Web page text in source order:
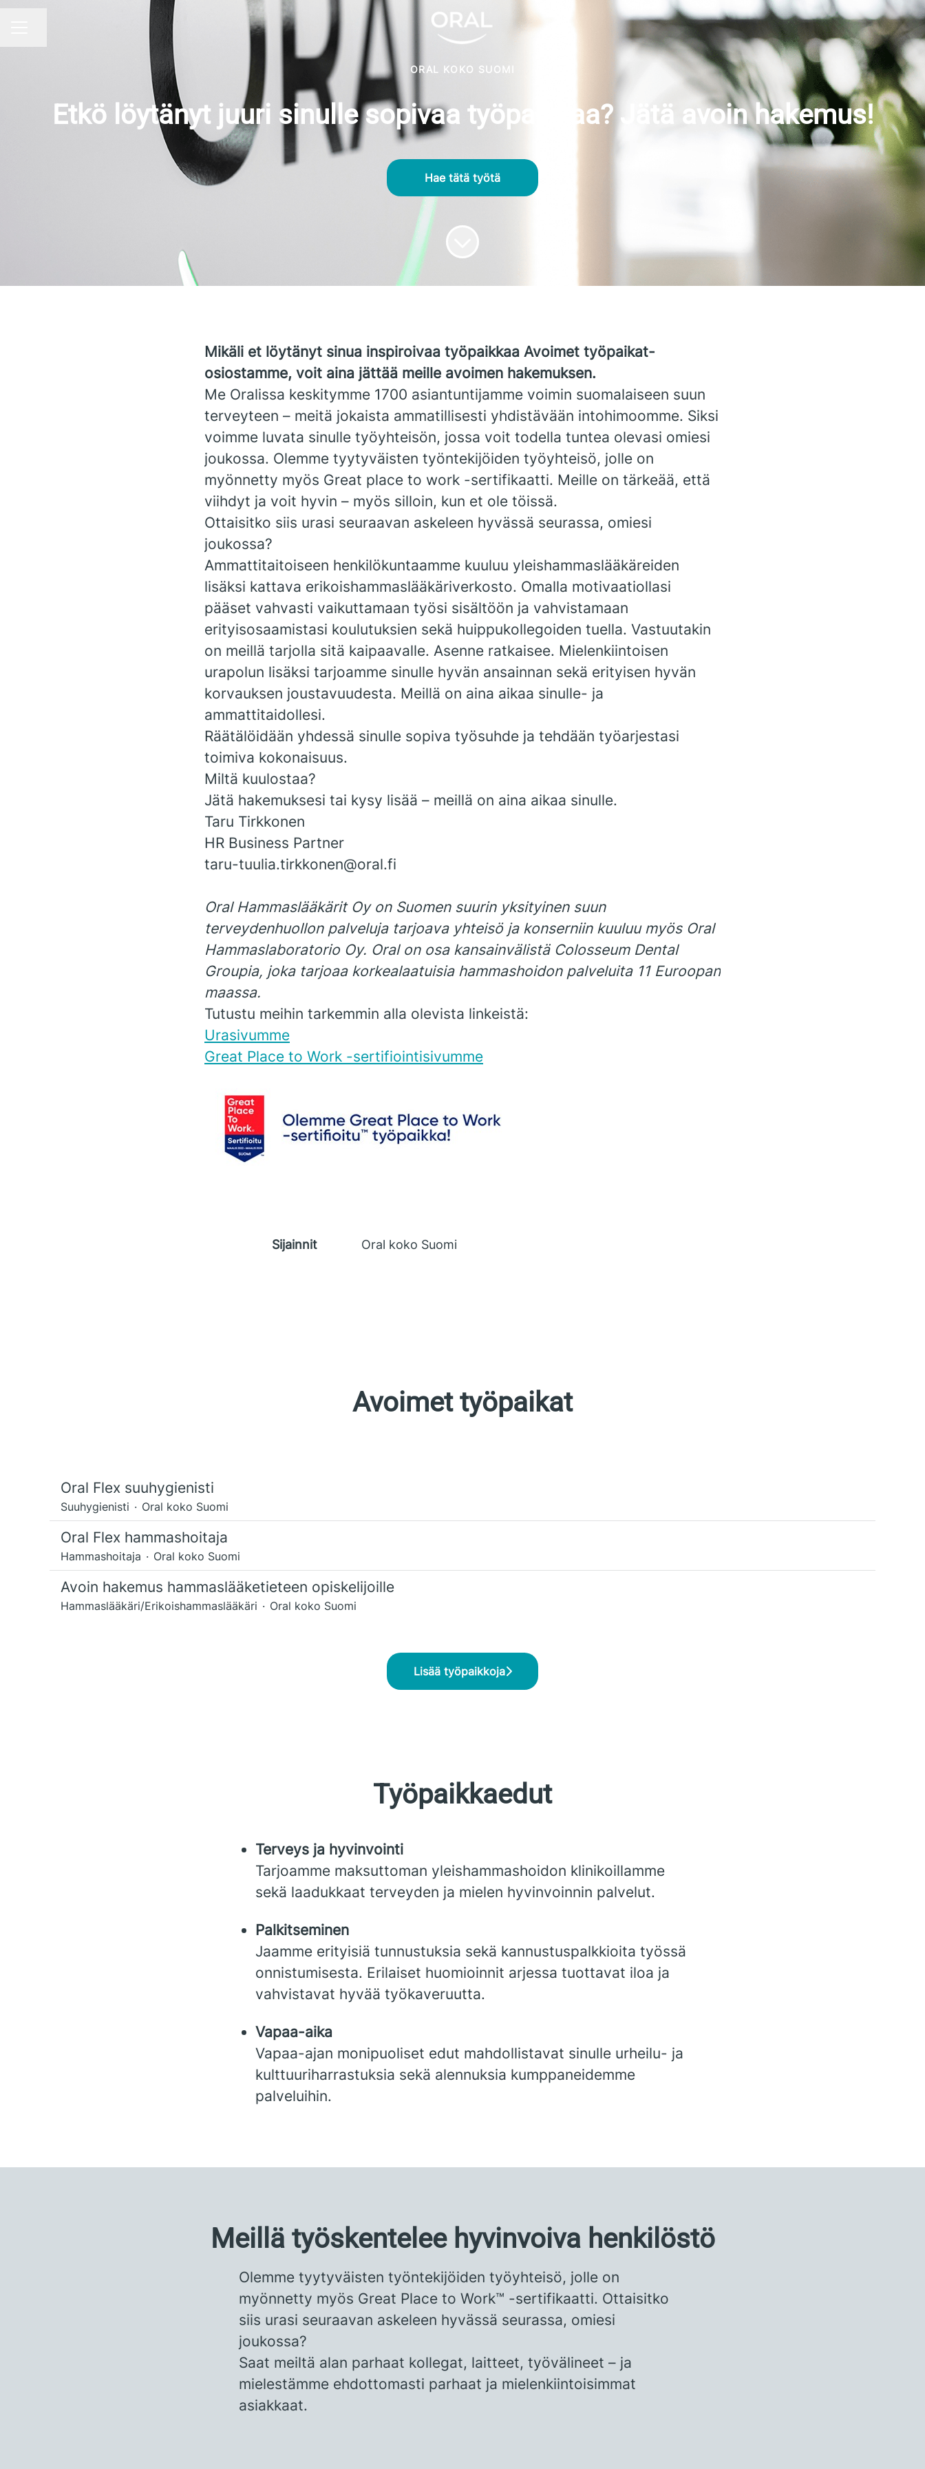
ORAL KOKO SUOMI
Etkö löytänyt juuri sinulle sopivaa työpaikkaa? Jätä avoin hakemus!
Hae tätä työtä
Mikäli et löytänyt sinua inspiroivaa työpaikkaa Avoimet työpaikat-
osiostamme, voit aina jättää meille avoimen hakemuksen.
Me Oralissa keskitymme 1700 asiantuntijamme voimin suomalaiseen suun
terveyteen – meitä jokaista ammatillisesti yhdistävään intohimoomme. Siksi
voimme luvata sinulle työyhteisön, jossa voit todella tuntea olevasi omiesi
joukossa. Olemme tyytyväisten työntekijöiden työyhteisö, jolle on
myönnetty myös Great place to work -sertifikaatti. Meille on tärkeää, että
viihdyt ja voit hyvin – myös silloin, kun et ole töissä.
Ottaisitko siis urasi seuraavan askeleen hyvässä seurassa, omiesi
joukossa?
Ammattitaitoiseen henkilökuntaamme kuuluu yleishammaslääkäreiden
lisäksi kattava erikoishammaslääkäriverkosto. Omalla motivaatiollasi
pääset vahvasti vaikuttamaan työsi sisältöön ja vahvistamaan
erityisosaamistasi koulutuksien sekä huippukollegoiden tuella. Vastuutakin
on meillä tarjolla sitä kaipaavalle. Asenne ratkaisee. Mielenkiintoisen
urapolun lisäksi tarjoamme sinulle hyvän ansainnan sekä erityisen hyvän
korvauksen joustavuudesta. Meillä on aina aikaa sinulle- ja
ammattitaidollesi.
Räätälöidään yhdessä sinulle sopiva työsuhde ja tehdään työarjestasi
toimiva kokonaisuus.
Miltä kuulostaa?
Jätä hakemuksesi tai kysy lisää – meillä on aina aikaa sinulle.
Taru Tirkkonen
HR Business Partner
taru-tuulia.tirkkonen@oral.fi
Oral Hammaslääkärit Oy on Suomen suurin yksityinen suun
terveydenhuollon palveluja tarjoava yhteisö ja konserniin kuuluu myös Oral
Hammaslaboratorio Oy. Oral on osa kansainvälistä Colosseum Dental
Groupia, joka tarjoaa korkealaatuisia hammashoidon palveluita 11 Euroopan
maassa.
Tutustu meihin tarkemmin alla olevista linkeistä:
Urasivumme
Great Place to Work -sertifiointisivumme
Sijainnit Oral koko Suomi
Avoimet työpaikat
Oral Flex suuhygienisti
Suuhygienisti · Oral koko Suomi
Oral Flex hammashoitaja
Hammashoitaja · Oral koko Suomi
Avoin hakemus hammaslääketieteen opiskelijoille
Hammaslääkäri/Erikoishammaslääkäri · Oral koko Suomi
Lisää työpaikkoja
Työpaikkaedut
Terveys ja hyvinvointi
Tarjoamme maksuttoman yleishammashoidon klinikoillamme
sekä laadukkaat terveyden ja mielen hyvinvoinnin palvelut.
Palkitseminen
Jaamme erityisiä tunnustuksia sekä kannustuspalkkioita työssä
onnistumisesta. Erilaiset huomioinnit arjessa tuottavat iloa ja
vahvistavat hyvää työkaveruutta.
Vapaa-aika
Vapaa-ajan monipuoliset edut mahdollistavat sinulle urheilu- ja
kulttuuriharrastuksia sekä alennuksia kumppaneidemme
palveluihin.
Meillä työskentelee hyvinvoiva henkilöstö
Olemme tyytyväisten työntekijöiden työyhteisö, jolle on
myönnetty myös Great Place to Work™ -sertifikaatti. Ottaisitko
siis urasi seuraavan askeleen hyvässä seurassa, omiesi
joukossa?
Saat meiltä alan parhaat kollegat, laitteet, työvälineet – ja
mielestämme ehdottomasti parhaat ja mielenkiintoisimmat
asiakkaat.